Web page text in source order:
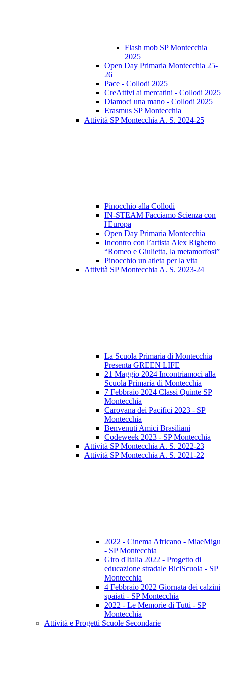
Flash mob SP Montecchia
2025
Open Day Primaria Montecchia 25-
26
Pace - Collodi 2025
CreAttivi ai mercatini - Collodi 2025
Diamoci una mano - Collodi 2025
Erasmus SP Montecchia
Attività SP Montecchia A. S. 2024-25
Pinocchio alla Collodi
IN-STEAM Facciamo Scienza con
l'Europa
Open Day Primaria Montecchia
Incontro con l’artista Alex Righetto
“Romeo e Giulietta, la metamorfosi”
Pinocchio un atleta per la vita
Attività SP Montecchia A. S. 2023-24
La Scuola Primaria di Montecchia
Presenta GREEN LIFE
21 Maggio 2024 Incontriamoci alla
Scuola Primaria di Montecchia
7 Febbraio 2024 Classi Quinte SP
Montecchia
Carovana dei Pacifici 2023 - SP
Montecchia
Benvenuti Amici Brasiliani
Codeweek 2023 - SP Montecchia
Attività SP Montecchia A. S. 2022-23
Attività SP Montecchia A. S. 2021-22
2022 - Cinema Africano - MiaeMigu
- SP Montecchia
Giro d'Italia 2022 - Progetto di
educazione stradale BiciScuola - SP
Montecchia
4 Febbraio 2022 Giornata dei calzini
spaiati - SP Montecchia
2022 - Le Memorie di Tutti - SP
Montecchia
Attività e Progetti Scuole Secondarie